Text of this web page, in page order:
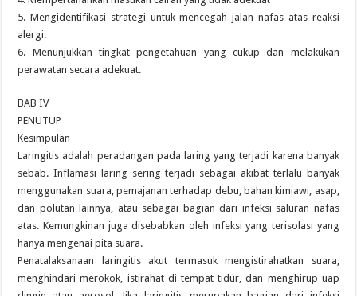
5. Mengidentifikasi strategi untuk mencegah jalan nafas atas reaksi
alergi.
6. Menunjukkan tingkat pengetahuan yang cukup dan melakukan
perawatan secara adekuat.
BAB IV
PENUTUP
Kesimpulan
Laringitis adalah peradangan pada laring yang terjadi karena banyak
sebab. Inflamasi laring sering terjadi sebagai akibat terlalu banyak
menggunakan suara, pemajanan terhadap debu, bahan kimiawi, asap,
dan polutan lainnya, atau sebagai bagian dari infeksi saluran nafas
atas. Kemungkinan juga disebabkan oleh infeksi yang terisolasi yang
hanya mengenai pita suara.
Penatalaksanaan laringitis akut termasuk mengistirahatkan suara,
menghindari merokok, istirahat di tempat tidur, dan menghirup uap